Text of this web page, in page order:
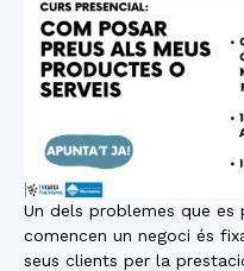
Un dels problemes que es
comencen un negoci és
seus clients per la